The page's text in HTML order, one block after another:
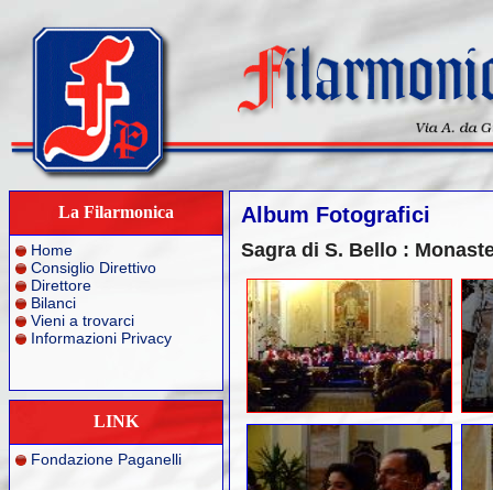
La Filarmonica
Home
Consiglio Direttivo
Direttore
Bilanci
Vieni a trovarci
Informazioni Privacy
LINK
Fondazione Paganelli
Album Fotografici
Sagra di S. Bello :